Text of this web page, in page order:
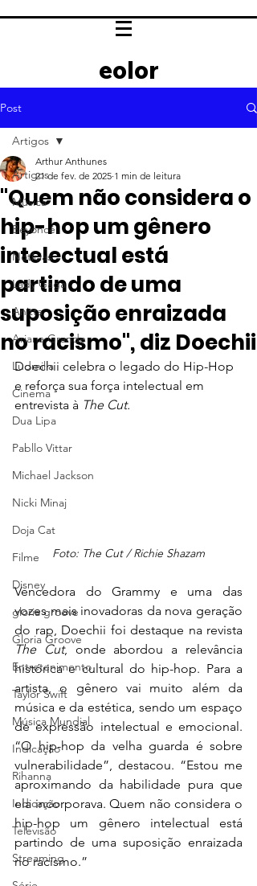
eolor
Post
Artigos
Música
Beyoncé
Notícias
Lady Gaga
Anitta
Ariana Grande
Ludmilla
Cinema
Dua Lipa
Pabllo Vittar
Michael Jackson
Nicki Minaj
Doja Cat
Filme
Disney
gloria groove
Gloria Groove
Entretenimento
Taylor Swift
Música Mundial
Indicação
Rihanna
Indicação
Televisão
Streaming
Artigos
"Quem não considera o
hip-hop um gênero
intelectual está
partindo de uma
suposição enraizada
no racismo", diz Doechii
Arthur Anthunes
21 de fev. de 2025 1 min de leitura
Doechii celebra o legado do Hip-Hop
e reforça sua força intelectual em
entrevista à The Cut.
Foto: The Cut / Richie Shazam
Vencedora do Grammy e uma das
vozes mais inovadoras da nova geração
The Cut, onde abordou a relevância
histórica e cultural do hip-hop. Para a
artista, o gênero vai muito além da
música e da estética, sendo um espaço
de expressão intelectual e emocional.
“O hip-hop da velha guarda é sobre
vulnerabilidade”, destacou. “Estou me
aproximando da habilidade pura que
ela incorporava. Quem não considera o
hip-hop um gênero intelectual está
partindo de uma suposição enraizada
no racismo.”